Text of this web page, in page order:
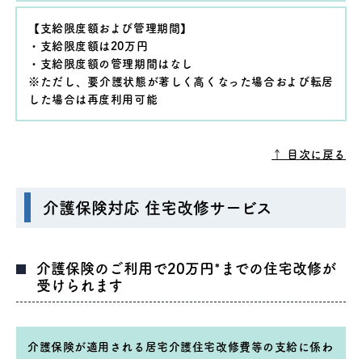
【支給限度額および管理期間】
・支給限度額は20万円
・支給限度額の管理期間はなし
※ただし、要介護状態が著しく高くなった場合および転居
した場合は再度利用可能
↑ 目次に戻る
介護保険対応 住宅改修サービス
介護保険のご利用で20万円*までの住宅改修が
受けられます
介護保険が適用される居宅介護住宅改修費等の支給に係わ